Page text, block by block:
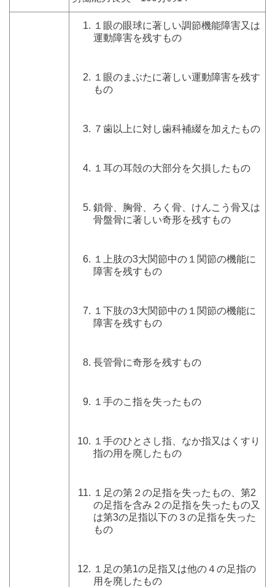
１眼の眼球に著しい調節機能障害又は
運動障害を残すもの
１眼のまぶたに著しい運動障害を残す
もの
７歯以上に対し歯科補綴を加えたもの
１耳の耳殻の大部分を欠損したもの
鎖骨、胸骨、ろく骨、けんこう骨又は
骨盤骨に著しい奇形を残すもの
１上肢の3大関節中の１関節の機能に
障害を残すもの
１下肢の3大関節中の１関節の機能に
障害を残すもの
長管骨に奇形を残すもの
１手のこ指を失ったもの
１手のひとさし指、なか指又はくすり
指の用を廃したもの
１足の第２の足指を失ったもの、第2
の足指を含み２の足指を失ったもの又
は第3の足指以下の３の足指を失った
もの
１足の第1の足指又は他の４の足指の
用を廃したもの